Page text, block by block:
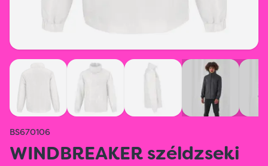
BS670106
WINDBREAKER széldzseki